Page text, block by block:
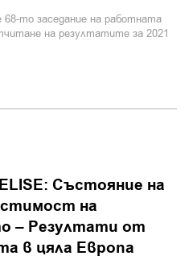
68-то заседание на работната
на резултатите за 2021
Състояние на
на
– Резултати от
в цяла Европа